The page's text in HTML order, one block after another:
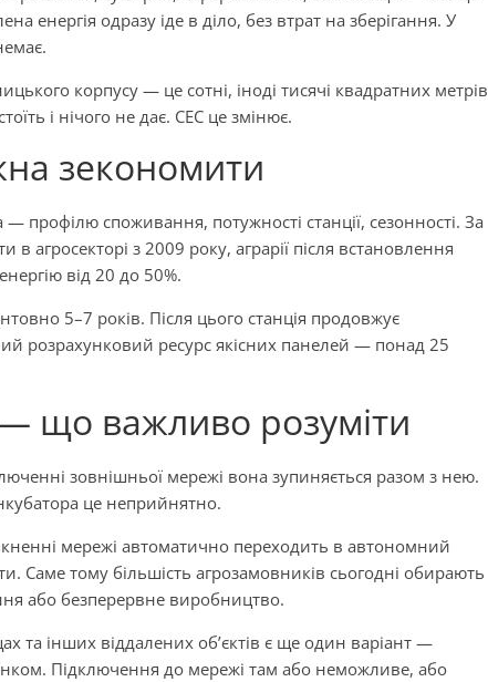
енергія одразу іде в діло, без втрат на зберігання. У
корпусу — це сотні, іноді тисячі квадратних метрів
і нічого не дає. СЕС це змінює.
зекономити
профілю споживання, потужності станції, сезонності. За
в агросекторі з 2009 року, аграрії після встановлення
від 20 до 50%.
5–7 років. Після цього станція продовжує
розрахунковий ресурс якісних панелей — понад 25
що важливо розуміти
зовнішньої мережі вона зупиняється разом з нею.
це неприйнятно.
мережі автоматично переходить в автономний
тому більшість агрозамовників сьогодні обирають
або безперервне виробництво.
та інших віддалених об’єктів є ще один варіант —
Підключення до мережі там або неможливе, або